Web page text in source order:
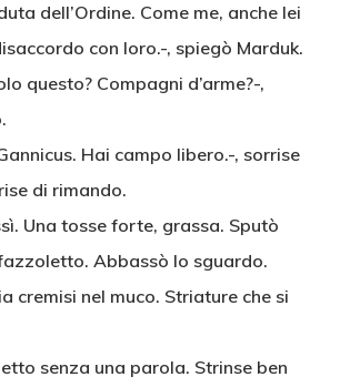
dell’Ordine. Come me, anche lei
con loro.-, spiegò Marduk.
questo? Compagni d’arme?-,
Hai campo libero.-, sorrise
di rimando.
Una tosse forte, grassa. Sputò
Abbassò lo sguardo.
cremisi nel muco. Striature che si
senza una parola. Strinse ben